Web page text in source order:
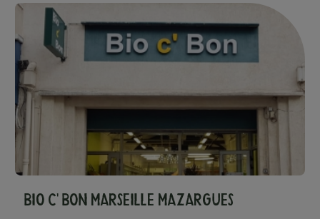
Bio c' Bon Marseille Mazargues